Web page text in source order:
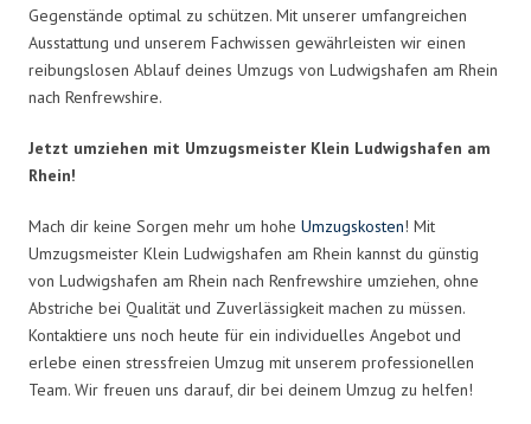
Gegenstände optimal zu schützen. Mit unserer umfangreichen
Ausstattung und unserem Fachwissen gewährleisten wir einen
reibungslosen Ablauf deines Umzugs von Ludwigshafen am Rhein
nach Renfrewshire.
Jetzt umziehen mit Umzugsmeister Klein Ludwigshafen am
Rhein!
Mach dir keine Sorgen mehr um hohe Umzugskosten! Mit
Umzugsmeister Klein Ludwigshafen am Rhein kannst du günstig
von Ludwigshafen am Rhein nach Renfrewshire umziehen, ohne
Abstriche bei Qualität und Zuverlässigkeit machen zu müssen.
Kontaktiere uns noch heute für ein individuelles Angebot und
erlebe einen stressfreien Umzug mit unserem professionellen
Team. Wir freuen uns darauf, dir bei deinem Umzug zu helfen!